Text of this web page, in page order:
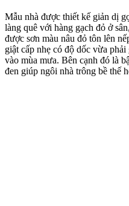
Mẫu nhà được thiết kế giản dị
làng quê với hàng gạch đỏ ở
được sơn màu nâu đỏ tôn lên
giật cấp nhẹ có độ dốc vừa
vào mùa mưa. Bên cạnh đó là
đen giúp ngôi nhà trông bề thế